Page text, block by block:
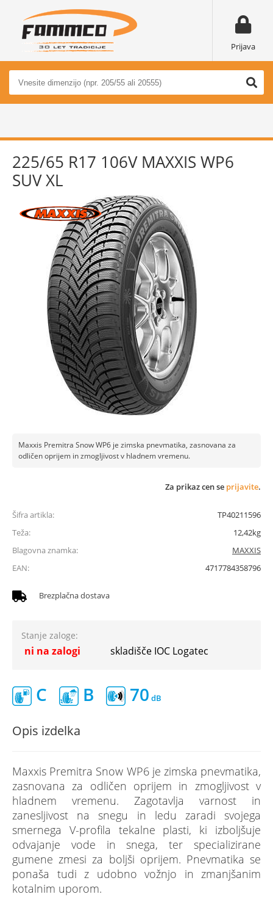
Prijava
225/65 R17 106V MAXXIS WP6
SUV XL
Maxxis Premitra Snow WP6 je zimska pnevmatika, zasnovana za
odličen oprijem in zmogljivost v hladnem vremenu.
Za prikaz cen se prijavite.
Šifra artikla:
TP40211596
Teža:
12,42kg
Blagovna znamka:
MAXXIS
EAN:
4717784358796
Brezplačna dostava
Stanje zaloge:
ni na zalogi skladišče IOC Logatec
C B 70
Opis izdelka
Maxxis Premitra Snow WP6 je zimska pnevmatika,
zasnovana za odličen oprijem in zmogljivost v
hladnem vremenu. Zagotavlja varnost in
zanesljivost na snegu in ledu zaradi svojega
smernega V-profila tekalne plasti, ki izboljšuje
odvajanje vode in snega, ter specializirane
gumene zmesi za boljši oprijem. Pnevmatika se
ponaša tudi z udobno vožnjo in zmanjšanim
kotalnim uporom.